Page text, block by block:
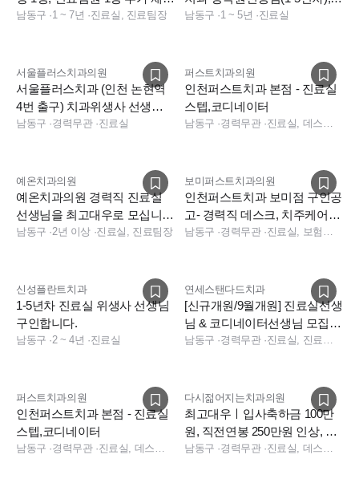
합니다.
남동구 ·1 ~ 7년 ·진료실, 진료팀장
트타임(연차무관)구합니다.
남동구 ·1 ~ 5년 ·진료실
서울플러스치과의원
서울플러스치과 (인천 논현역
4번 출구) 치과위생사 선생님
모십니다.
남동구 ·경력무관·진료실
퍼스트치과의원
인천퍼스트치과 본점 - 진료실
스텝,코디네이터
남동구 ·경력무관· 진료실, 데스크, 진료팀장, 경영지원, 보험청구, 상담, 수술실, 진료실, 데스크, 보험청구, 데스크, 상담, 전화응대(CS), 보험청구
예온치과의원
예온치과의원 경력직 진료실
선생님을 최고대우로 모십니
다!
남동구 ·2년 이상 ·진료실, 진료팀장
보미퍼스트치과의원
인천퍼스트치과 보미점 구인공
고- 경력직 데스크, 치주케어프
로그램에 관심있는 경력직치과
남동구 ·경력무관· 진료실, 보험청구, 진료팀장, 데스크, 데스크, 보험청구, 데스크, 상담, 전화응대(CS), 보험청구
신성플란트치과
1-5년차 진료실 위생사 선생님
구인합니다.
남동구 ·2 ~ 4년 ·진료실
연세스탠다드치과
[신규개원/9월개원] 진료실선생
님 & 코디네이터선생님 모집합
니다.
남동구 ·경력무관· 진료실, 진료팀장, 수술실, 데스크, 전화응대(CS)
퍼스트치과의원
인천퍼스트치과 본점 - 진료실
스텝,코디네이터
남동구 ·경력무관· 진료실, 데스크, 진료팀장, 경영지원, 보험청구, 상담, 수술실, 진료실, 데스크, 보험청구, 데스크, 상담, 전화응대(CS), 보험청구
다시젊어지는치과의원
최고대우ㅣ입사축하금 100만
원, 직전연봉 250만원 인상, 야
진없음
남동구 ·경력무관· 진료실, 데스크, 진료팀장, 수술실, 진료실, 데스크, 데스크, 전화응대(CS)